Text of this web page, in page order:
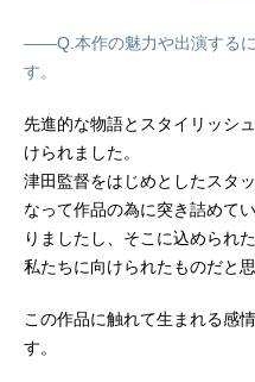
――Q.本作の魅力や出演する
す。
先進的な物語とスタイリッシ
けられました。
津田監督をはじめとしたスタ
なって作品の為に突き詰めて
りましたし、そこに込められ
私たちに向けられたものだと思
この作品に触れて生まれる感
す。